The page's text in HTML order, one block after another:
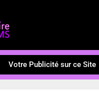
Votre Publicité sur ce Site